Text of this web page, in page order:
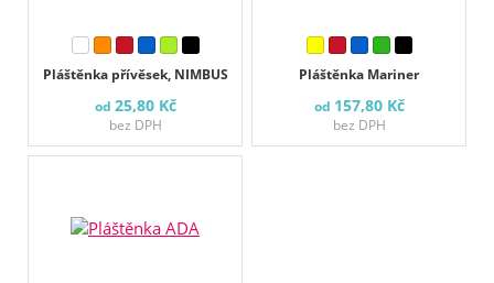
Pláštěnka přívěsek, NIMBUS
od 25,80 Kč
bez DPH
Pláštěnka Mariner
od 157,80 Kč
bez DPH